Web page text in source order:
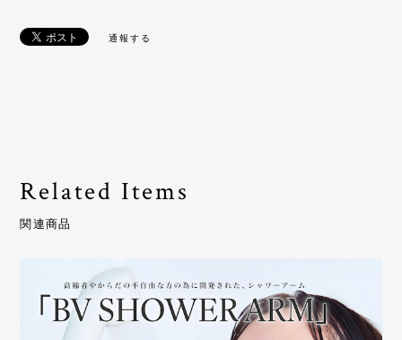
通報する
Related Items
関連商品